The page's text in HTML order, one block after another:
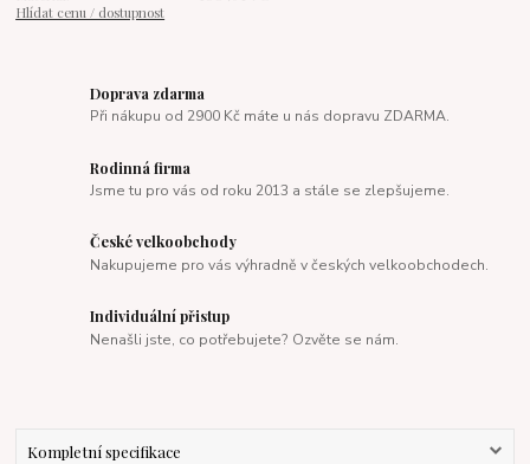
Hlídat cenu / dostupnost
Doprava zdarma
Při nákupu od 2900 Kč máte u nás dopravu ZDARMA.
Rodinná firma
Jsme tu pro vás od roku 2013 a stále se zlepšujeme.
České velkoobchody
Nakupujeme pro vás výhradně v českých velkoobchodech.
Individuální přistup
Nenašli jste, co potřebujete? Ozvěte se nám.
Kompletní specifikace